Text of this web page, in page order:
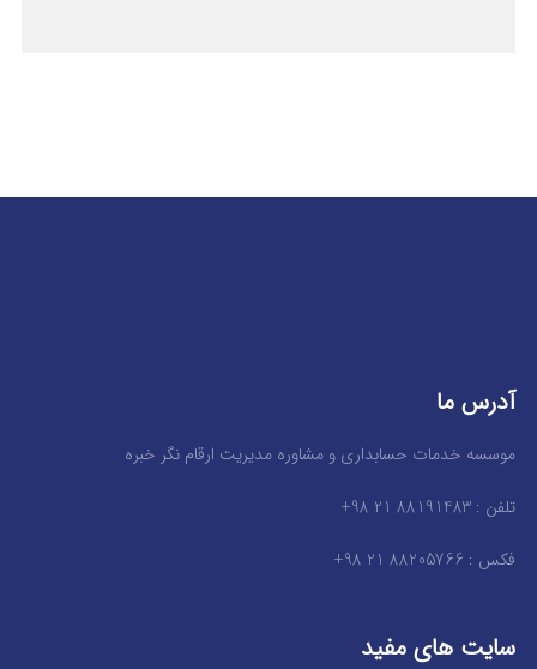
آدرس ما
موسسه خدمات حسابداری و مشاوره مدیریت ارقام نگر خبره
تلفن : 88191483 21 98+
فکس : 88205766 21 98+
سایت های مفید